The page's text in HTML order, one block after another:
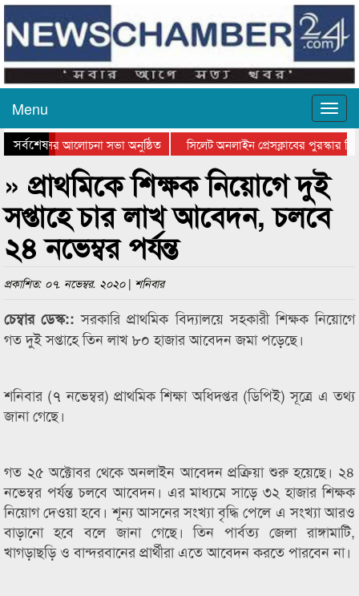
Menu
সর্বশেষ
দিবসের আলোচনা সভা অনুষ্ঠিত
সিলেট অনলাইন প্রেসক্লাবের পুরস্কার
আলোচনা সভা ও সম্মাননা প্রদান
কানাইঘাটের কিশোর আহাদের খুনি
» প্রাথমিকে শিক্ষক নিয়োগে দুই
সপ্তাহে চার লাখ আবেদন, চলবে
২৪ নভেম্বর পর্যন্ত
প্রকাশিত: ০৭. নভেম্বর. ২০২০ | শনিবার
চেম্বার ডেস্ক::সরকারি প্রাথমিক বিদ্যালয়ে সহকারী শিক্ষক নিয়োগে
গত দুই সপ্তাহে তিন লাখ ৮০ হাজার আবেদন জমা পড়েছে।
শনিবার (৭ নভেম্বর) প্রাথমিক শিক্ষা অধিদপ্তর (ডিপিই) সূত্রে এ তথ্য
জানা গেছে।
গত ২৫ অক্টোবর থেকে অনলাইন আবেদন প্রক্রিয়া শুরু হয়েছে। ২৪
নভেম্বর পর্যন্ত চলবে আবেদন। এর মাধ্যমে সাড়ে ৩২ হাজার শিক্ষক
নিয়োগ দেওয়া হবে। শূন্য আসনের সংখ্যা বৃদ্ধি পেলে এ সংখ্যা আরও
বাড়ানো হবে বলে জানা গেছে। তিন পার্বত্য জেলা রাঙ্গামাটি,
খাগড়াছড়ি ও বান্দরবানের প্রার্থীরা এতে আবেদন করতে পারবেন না।